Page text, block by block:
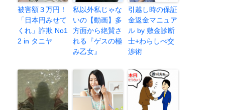
被害額３万円！
「日本円みせて
くれ」詐欺 No1
2 in タニヤ
私以外私じゃな
いの【動画】多
方面から絶賛さ
れる『ゲスの極
み乙女』
引越し時の保証
金返金マニュア
ル by 敷金診断
士+わらしべ交
渉術